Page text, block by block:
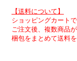
【送料について】
ショッピングカート
ご注文後、複数商品
梱包をまとめて送料